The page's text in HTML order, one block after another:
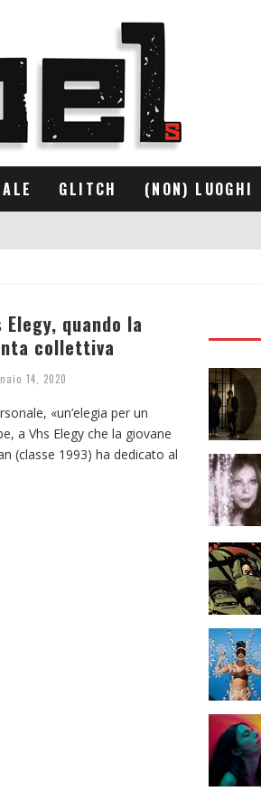
GLITCH (NON) LUOGHI
Elegy, quando la
collettiva
14, 2020
«un’elegia per un
a Vhs Elegy che la giovane
(classe 1993) ha dedicato al